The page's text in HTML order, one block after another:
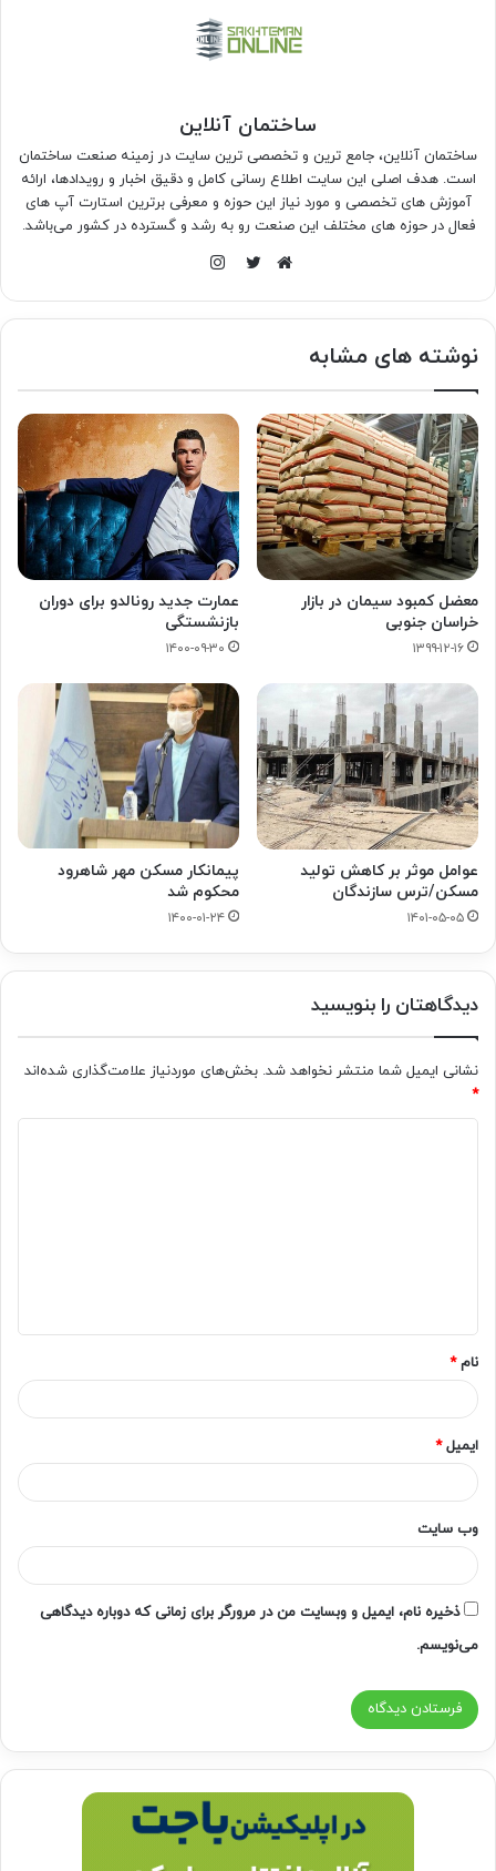
ساختمان آنلاین
ساختمان آنلاین، جامع ترین و تخصصی ترین سایت در زمینه صنعت ساختمان
است. هدف اصلی این سایت اطلاع رسانی کامل و دقیق اخبار و رویدادها، ارائه
آموزش های تخصصی و مورد نیاز این حوزه و معرفی برترین استارت آپ های
فعال در حوزه های مختلف این صنعت رو به رشد و گسترده در کشور می‌باشد.
نوشته های مشابه
معضل کمبود سیمان در بازار
خراسان جنوبی
۱۳۹۹-۱۲-۱۶
عمارت جدید رونالدو برای دوران
بازنشستگی
۱۴۰۰-۰۹-۳۰
عوامل موثر بر کاهش تولید
مسکن/ترس سازندگان
۱۴۰۱-۰۵-۰۵
پیمانکار مسکن مهر شاهرود
محکوم شد
۱۴۰۰-۰۱-۲۴
دیدگاهتان را بنویسید
نشانی ایمیل شما منتشر نخواهد شد. بخش‌های موردنیاز علامت‌گذاری شده‌اند
*
*
نام*
ایمیل*
وب‌ سایت
ذخیره نام، ایمیل و وبسایت من در مرورگر برای زمانی که دوباره دیدگاهی
می‌نویسم.